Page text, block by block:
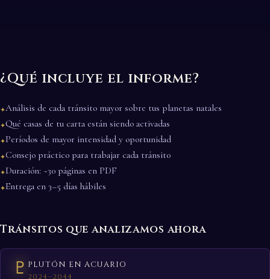
¿Qué incluye el informe?
✦Análisis de cada tránsito mayor sobre tus planetas natales
✦Qué casas de tu carta están siendo activadas
✦Períodos de mayor intensidad y oportunidad
✦Consejo práctico para trabajar cada tránsito
✦Duración: ~30 páginas en PDF
✦Entrega en 3–5 días hábiles
Tránsitos que analizamos ahora
♇ PLUTÓN EN ACUARIO
2024–2044